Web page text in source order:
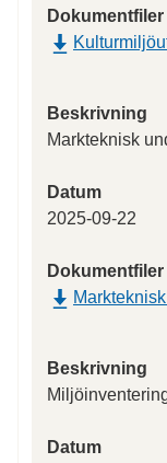
Dokumentfiler
Beskrivning
Markteknisk
Datum
2025-09-22
Dokumentfiler
Beskrivning
Datum